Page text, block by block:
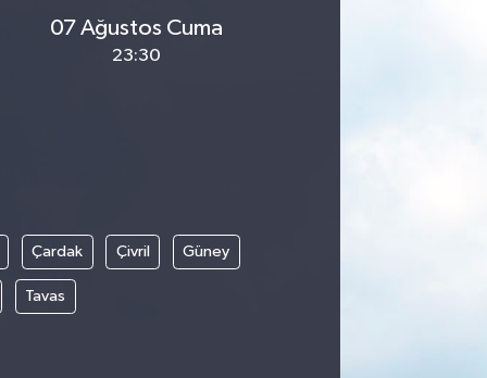
07 Ağustos Cuma
23:30
Çardak Çivril Güney
Tavas